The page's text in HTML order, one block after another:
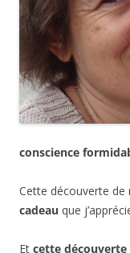
conscience
Cette découverte de
cadeau que
Et cette découverte